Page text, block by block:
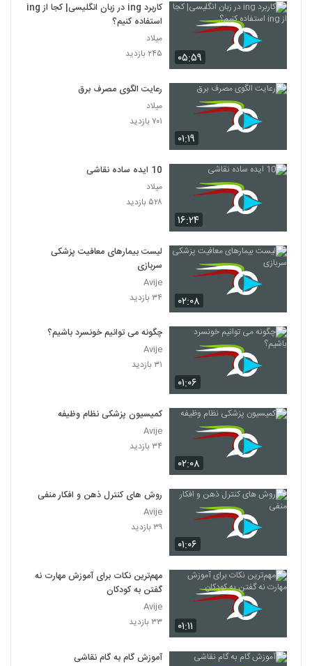
۰۵:۵۹
کاربرد ing در زبان انگلیسی| کجا از ing
استفاده کنیم؟
میلاد
۲۴۵ بازدید
۰۱:۱۹
رعایت الگوی مصرف برق
میلاد
۷۰۱ بازدید
۱۶:۲۴
10 ایده ساده نقاشی
میلاد
۵۲۸ بازدید
۰۲:۰۸
لیست بیمارهای معافیت پزشکی
سربازی
Avije
۳۴ بازدید
۰۱:۰۶
چگونه می توانیم خونسرد باشیم؟
Avije
۳۱ بازدید
۰۲:۰۸
کمیسیون پزشکی نظام وظیفه
Avije
۳۴ بازدید
۰۱:۰۶
روش های کنترل ذهن و افکار منفی
Avije
۳۹ بازدید
۰۱:۱۱
مهم‌ترین نکات برای آموزش مهارت نه
گفتن به کودکان
Avije
۳۳ بازدید
آموزش گام به گام نقاشی